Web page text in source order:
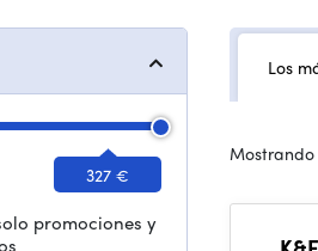
327 €
promociones y
Los
Mostrando